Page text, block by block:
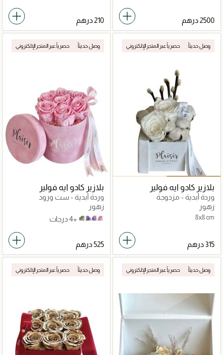
وصل حديثاً حصرياً عبر المتجر الإلكتروني
بلازير كادو ايه فولير
وردة أبدية - مزدوجة
زهور
8x8 cm
وصل حديثاً حصرياً عبر المتجر الإلكتروني
بلازير كادو ايه فولير
وردة أبدية - ست ورود
زهور
Pink on Pink
Pink on Lilac
Candylane on Lilac
Green on Olive
+4 درجات
وصل حديثاً حصرياً عبر المتجر الإلكتروني وصل حديثاً حصرياً عبر المتجر الإلكتروني